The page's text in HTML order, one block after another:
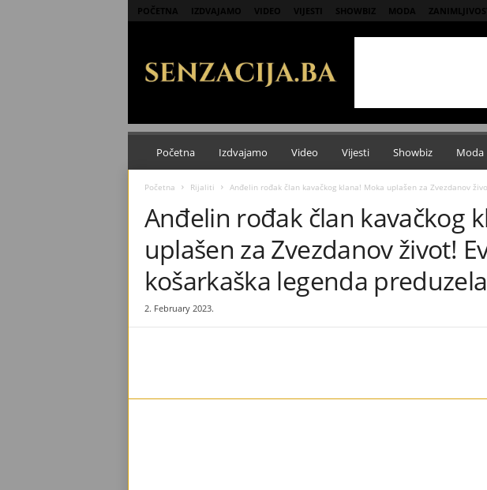
POČETNA IZDVAJAMO VIDEO VIJESTI SHOWBIZ MODA
i
a
Početna Izdvajamo Video Vijesti Showbiz Moda
Početna Rijaliti Anđelin rođak član kavačkog klana! Moka uplašen za Zvezdanov
Anđelin rođak član kavačkog
uplašen za Zvezdanov život!
košarkaška legenda
2. February 2023.